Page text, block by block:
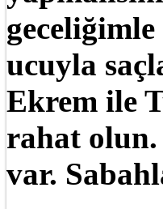
geceliğimle
ucuyla
Ekrem ile
rahat
var.